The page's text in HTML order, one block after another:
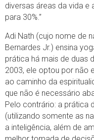
diversas áreas da vida e
para 30%.”
Adi Nath (cujo nome de
Bernardes Jr.) ensina
prática há mais de duas
2003, ele optou por não
ao caminho da
que não é necessário
Pelo contrário: a prática
(utilizando somente as
a inteligência, além de